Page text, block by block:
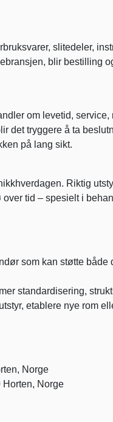
slitedeler,
blir bestilling
om levetid,
det tryggere å ta
på lang sikt.
Riktig
tid – spesielt i
som kan støtte både
standardisering,
etablere nye rom
Norge
Horten, Norge